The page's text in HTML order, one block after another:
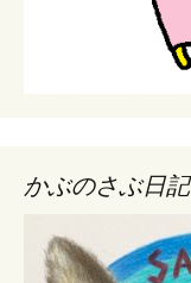
かぶのさぶ日記